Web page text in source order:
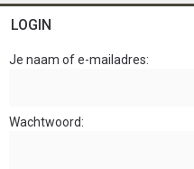
LOGIN
Je naam of e-mailadres
Wachtwoord